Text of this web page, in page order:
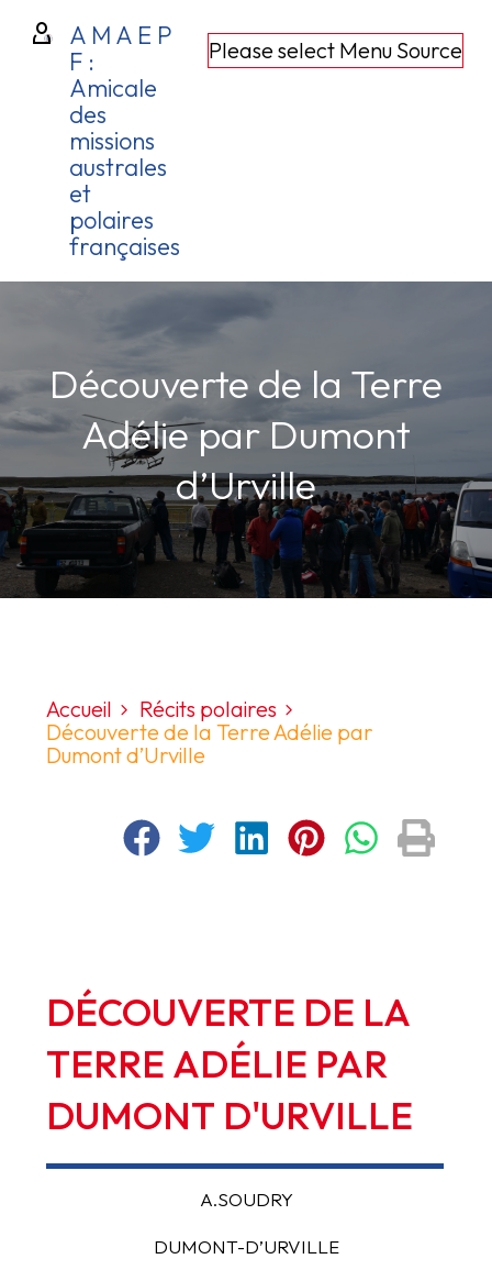
Please select Menu Source
A M A E P
F :
Amicale
des
missions
australes
et
polaires
françaises
Découverte de la Terre
Adélie par Dumont
d’Urville
Accueil
Récits polaires
Découverte de la Terre Adélie par
Dumont d’Urville
DÉCOUVERTE DE LA
TERRE ADÉLIE PAR
DUMONT D'URVILLE
A.SOUDRY
DUMONT-D’URVILLE